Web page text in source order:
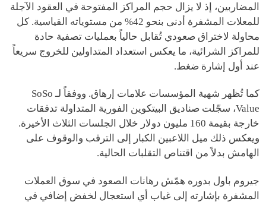
المضاربين، إذ لا يزال حجم المراكز المفتوحة في العقود الآجلة
للمعلات المشفرة أدنى بنحو 42% من مستوياته القياسية. كل
محاولة لاختراق صعودي تُقابل حالياً بعمليات تصفية حادة
للمراكز الشرائية، ما يعكس استعداد المتداولين للخروج سريعاً
عند أول إشارة ضغط.
كما تُظهر شهية المؤسسات علامات إرهاق. ووفقاً لـ SoSo
Value، سجّلت صناديق البيتكوين الفورية المتداولة تدفقات
خارجة بقيمة 160 مليون دولار خلال الجلسات الثلاث الأخيرة.
ويعكس ذلك ميل اللاعبين الكبار إلى الترقب والوقوف على
الهامش بدلاً من اقتناص التقلبات الحالية.
جيروم باول بدوره همّش رهانات الصعود في سوق العملات
المشفرة بإشارته إلى غياب أي استعجال لخفض إضافي في